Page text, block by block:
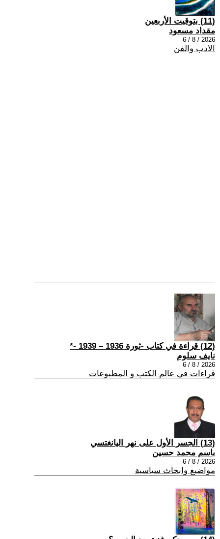
(11) بتوقيت الأربعين
مقداد مسعود
2026 / 8 / 6
الادب والفن
(12) قراءة في كتاب -ثورة 1936 – 1939 -*
نايف سلوم
2026 / 8 / 6
قراءات في عالم الكتب و المطبوعات
(13) الجسر الأول على نهر اليانغتسي
باسم محمد حسين
2026 / 8 / 6
مواضيع وابحاث سياسية